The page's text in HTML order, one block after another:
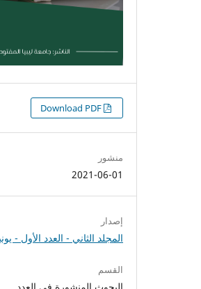
التنزيلات
Download PDF
منشور
2021-06-01
إصدار
المجلد الثاني - العدد الأول - يونيو
القسم